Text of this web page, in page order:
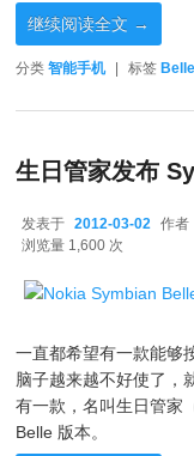
继续阅读全文 →
分类 智能手机 标签 Belle
生日管家发布
发表于 2012-03-02 作者
浏览量 1,600 次
一直都希望有一款能够
脑子越来越不好使了，
有一款，名叫生日管家
Belle 版本。